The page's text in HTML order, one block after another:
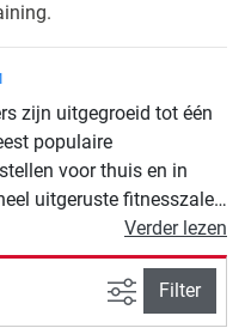
zijn uitgegroeid tot één
populaire
voor thuis en in
uitgeruste fitnesszalen
De reden voor die
van het 'indoor
in zijn veelzijdigheid:
bieden een gevarieerde
Verder lezen
Zoeken
Filter